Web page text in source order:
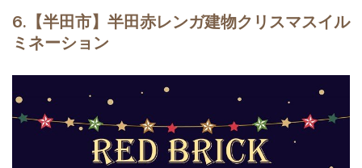
6. 【半田市】 半田赤レンガ建物クリ スマスイル
ミネーション